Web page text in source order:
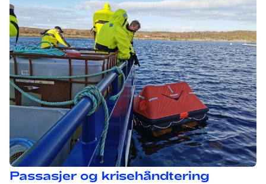
Passasjer og krisehåndtering